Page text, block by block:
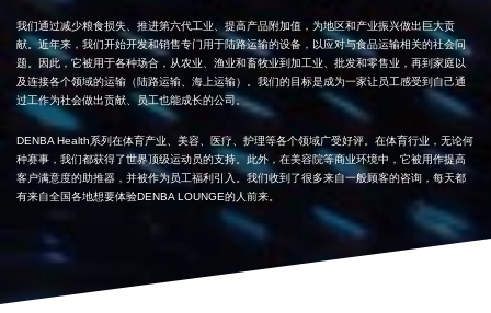
我们通过减少粮食损失、推进第六代工业、提高产品附加值，为地区和产业振兴做出巨大贡
献。近年来，我们开始开发和销售专门用于陆路运输的设备，以应对与食品运输相关的社会问
题。因此，它被用于各种场合，从农业、渔业和畜牧业到加工业、批发和零售业，再到家庭以
及连接各个领域的运输（陆路运输、海上运输）。我们的目标是成为一家让员工感受到自己通
过工作为社会做出贡献、员工也能成长的公司。
DENBA Health系列在体育产业、美容、医疗、护理等各个领域广受好评。在体育行业，无论何
种赛事，我们都获得了世界顶级运动员的支持。此外，在美容院等商业环境中，它被用作提高
客户满意度的助推器，并被作为员工福利引入。我们收到了很多来自一般顾客的咨询，每天都
有来自全国各地想要体验DENBA LOUNGE的人前来。